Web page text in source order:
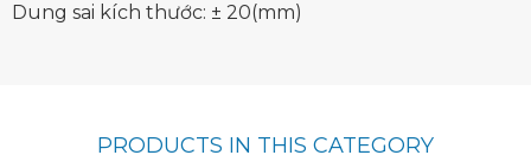
Dung sai kích thước: ± 20(mm)
PRODUCTS IN THIS CATEGORY